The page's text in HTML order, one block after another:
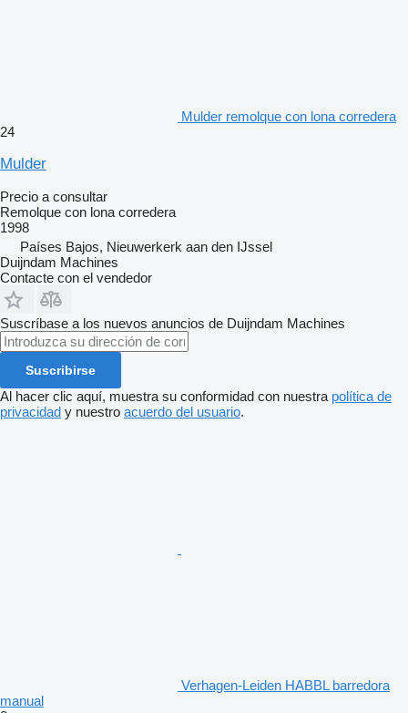
Mulder remolque con lona corredera
24
Mulder
Precio a consultar
Remolque con lona corredera
1998
Países Bajos, Nieuwerkerk aan den IJssel
Duijndam Machines
Contacte con el vendedor
Suscríbase a los nuevos anuncios de Duijndam Machines
Suscribirse
Al hacer clic aquí, muestra su conformidad con nuestra política de
privacidad y nuestro acuerdo del usuario.
Verhagen-Leiden HABBL barredora
manual